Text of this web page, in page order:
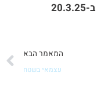
ב-20.3.25
המאמר הבא
עצמאי בשטח